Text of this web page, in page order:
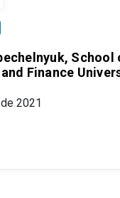
School
Finance
2021